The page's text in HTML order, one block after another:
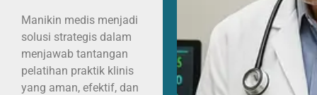
Manikin medis menjadi
solusi strategis dalam
menjawab tantangan
pelatihan praktik klinis
yang aman, efektif, dan